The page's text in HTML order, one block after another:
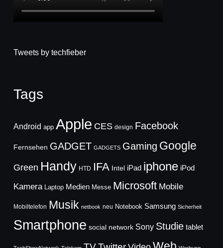
Tweets by techfieber
Tags
Android app Apple CES design Facebook
Fernsehen GADGET GADGETS Gaming Google
Green Handy HTD IFA Intel iPad iphone iPod
Kamera Laptop Medien Messe Microsoft Mobile
Mobiltelefon Musik netbook neu Notebook Samsung Sicherheit
Smartphone social network Sony Studie tablet